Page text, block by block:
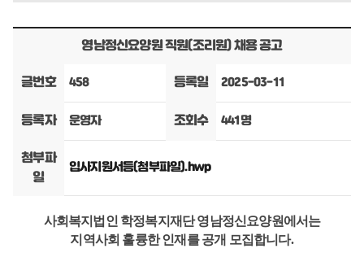
영남정신요양원 직원(조리원) 채용 공고
글번호
458 등록일 2025-03-11
등록자 운영자 조회수 441명
첨부파
일
입사지원서등(첨부파일).hwp
사회복지법인 학정복지재단 영남정신요양원에서는
지역사회 훌륭한 인재를 공개 모집합니다.